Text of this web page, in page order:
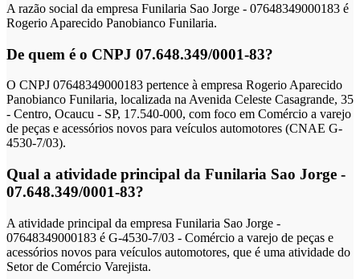
A razão social da empresa Funilaria Sao Jorge - 07648349000183 é
Rogerio Aparecido Panobianco Funilaria.
De quem é o CNPJ 07.648.349/0001-83?
O CNPJ 07648349000183 pertence à empresa Rogerio Aparecido
Panobianco Funilaria, localizada na Avenida Celeste Casagrande, 35
- Centro, Ocaucu - SP, 17.540-000, com foco em Comércio a varejo
de peças e acessórios novos para veículos automotores (CNAE G-
4530-7/03).
Qual a atividade principal da Funilaria Sao Jorge -
07.648.349/0001-83?
A atividade principal da empresa Funilaria Sao Jorge -
07648349000183 é G-4530-7/03 - Comércio a varejo de peças e
acessórios novos para veículos automotores, que é uma atividade do
Setor de Comércio Varejista.